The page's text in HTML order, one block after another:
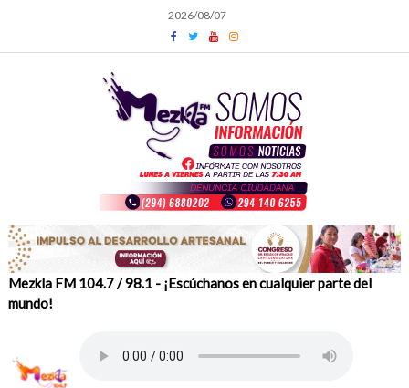
content
2026/08/07
Mezkla FM 104.7 / 98.1 - ¡Escúchanos en cualquier parte del
mundo!